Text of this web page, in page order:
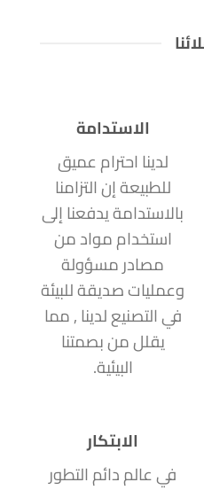
الاستدامة
لدينا احترام عميق
للطبيعة إن التزامنا
بالاستدامة يدفعنا إلى
استخدام مواد من
مصادر مسؤولة
وعمليات صديقة للبيئة
في التصنيع لدينا , مما
يقلل من بصمتنا
البيئية.
الابتكار
في عالم دائم التطور